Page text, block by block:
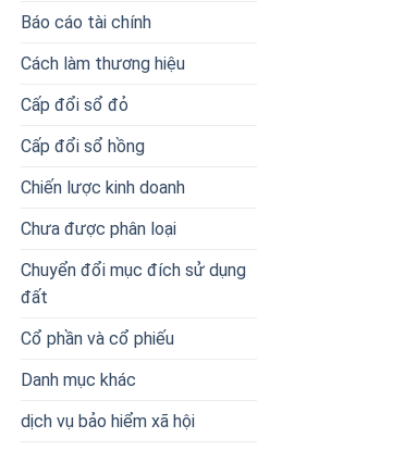
Báo cáo tài chính
Cách làm thương hiệu
Cấp đổi sổ đỏ
Cấp đổi sổ hồng
Chiến lược kinh doanh
Chưa được phân loại
Chuyển đổi mục đích sử dụng
đất
Cổ phần và cổ phiếu
Danh mục khác
dịch vụ bảo hiểm xã hội